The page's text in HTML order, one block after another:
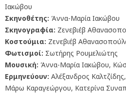
Ιακώβου
Σκηνοθέτης: Άννα-Μαρία Ιακώβου
Σκηνογραφία: Ζενεβιέβ
Κοστούμια: Ζενεβιέβ
Φωτισμοί: Σωτήρης Ρουμελιώτης
Μουσική: Άννα-Μαρία Ιακώβου,
Ερμηνεύουν: Αλέξανδρος
Μάρω Καραγεώργου, Κατερίνα